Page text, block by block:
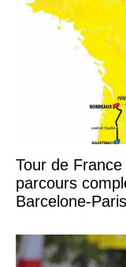
Tour de
parcours
Barcelone-Paris